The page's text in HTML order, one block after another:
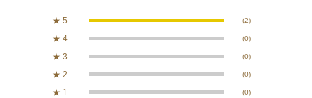
★ 5 (2)
★ 4 (0)
★ 3 (0)
★ 2 (0)
★ 1 (0)